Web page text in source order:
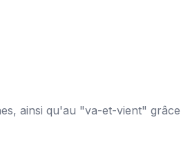
ainsi qu'au "va-et-vient"